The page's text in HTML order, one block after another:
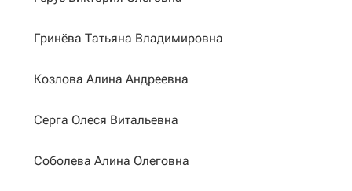
Гринёва Татьяна Владимировна
Козлова Алина Андреевна
Серга Олеся Витальевна
Соболева Алина Олеговна